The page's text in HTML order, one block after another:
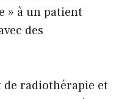
» à un patient
des
radiothérapie et